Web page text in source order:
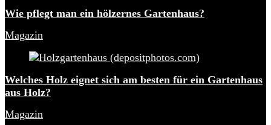
Wie pflegt man ein hölzernes Gartenhaus?
Magazin
Welches Holz eignet sich am besten für ein Gartenhaus
aus Holz?
Magazin